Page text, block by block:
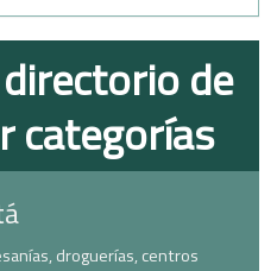
de
categorías
droguerías, centros